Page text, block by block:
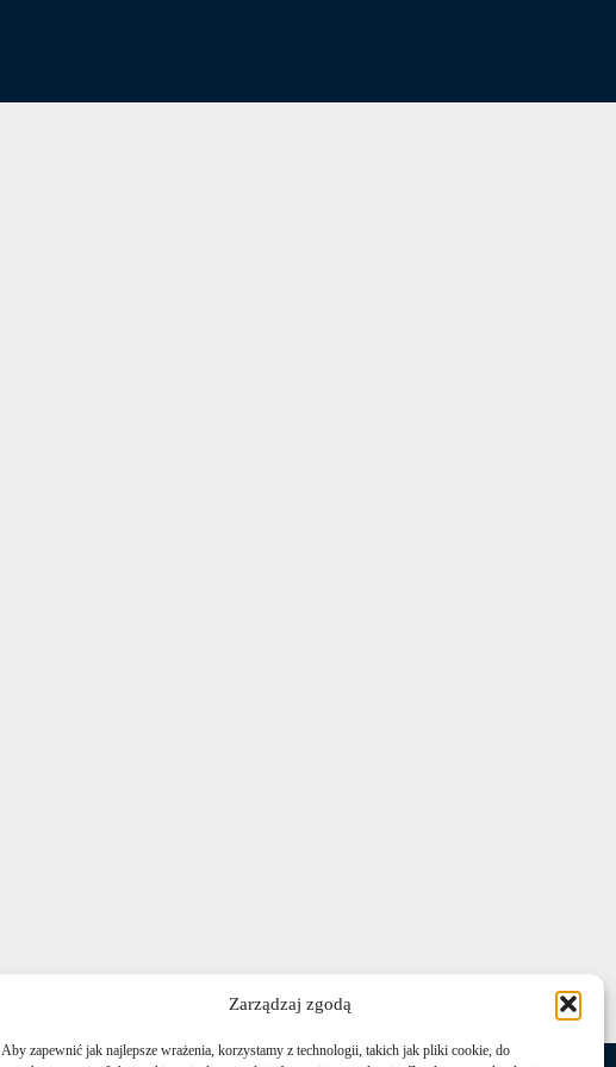
Zarządzaj zgodą
Aby zapewnić jak najlepsze wrażenia, korzystamy z technologii, takich jak pliki cookie, do